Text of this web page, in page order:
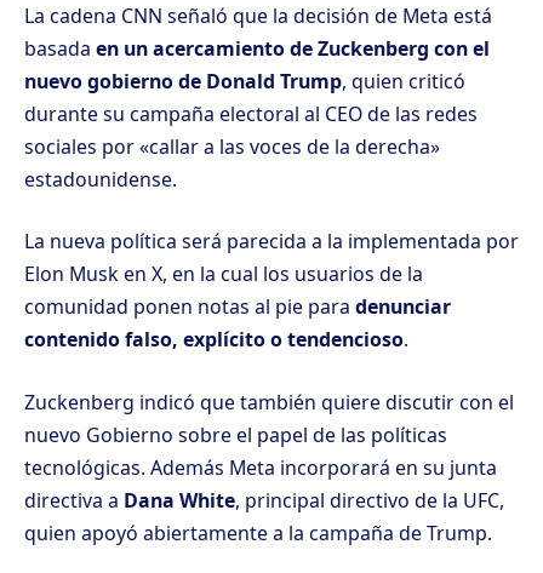
La cadena CNN señaló que la decisión de Meta está
basada en un acercamiento de Zuckenberg con el
nuevo gobierno de Donald Trump, quien criticó
durante su campaña electoral al CEO de las redes
sociales por «callar a las voces de la derecha»
estadounidense.
La nueva política será parecida a la implementada por
Elon Musk en X, en la cual los usuarios de la
comunidad ponen notas al pie para denunciar
contenido falso, explícito o tendencioso.
Zuckenberg indicó que también quiere discutir con el
nuevo Gobierno sobre el papel de las políticas
tecnológicas. Además Meta incorporará en su junta
directiva a Dana White, principal directivo de la UFC,
quien apoyó abiertamente a la campaña de Trump.